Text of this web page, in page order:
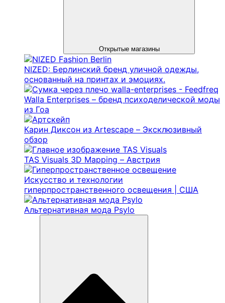
Открытые магазины
NIZED: Берлинский бренд уличной одежды,
основанный на принтах и ​​эмоциях.
Walla Enterprises – бренд психоделической моды
из Гоа
Карин Диксон из Artescape – Эксклюзивный
обзор
TAS Visuals 3D Mapping – Австрия
Искусство и технологии
гиперпространственного освещения | США
Альтернативная мода Psylo